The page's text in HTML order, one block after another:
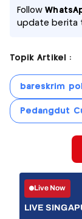
Follow
update berita
Topik Artikel :
bareskrim
Pedangdut
Live Now
LIVE